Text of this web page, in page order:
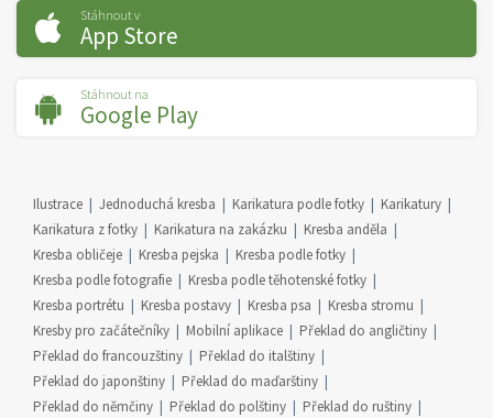
Stáhnout v
App Store
Stáhnout na
Google Play
Ilustrace Jednoduchá kresba Karikatura podle fotky
Karikatury
Karikatura z fotky
Karikatura na zakázku
Kresba anděla
Kresba obličeje
Kresba pejska
Kresba podle fotky
Kresba podle fotografie
Kresba podle těhotenské fotky
Kresba portrétu
Kresba postavy Kresba psa
Kresba stromu
Kresby pro začátečníky
Mobilní aplikace
Překlad do angličtiny
Překlad do francouzštiny
Překlad do italštiny
Překlad do japonštiny
Překlad do maďarštiny
Překlad do němčiny
Překlad do polštiny
Překlad do ruštiny